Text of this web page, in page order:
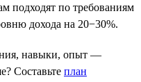
подходят по требованиям
дохода на 20−30%.
навыки, опыт —
Составьте план